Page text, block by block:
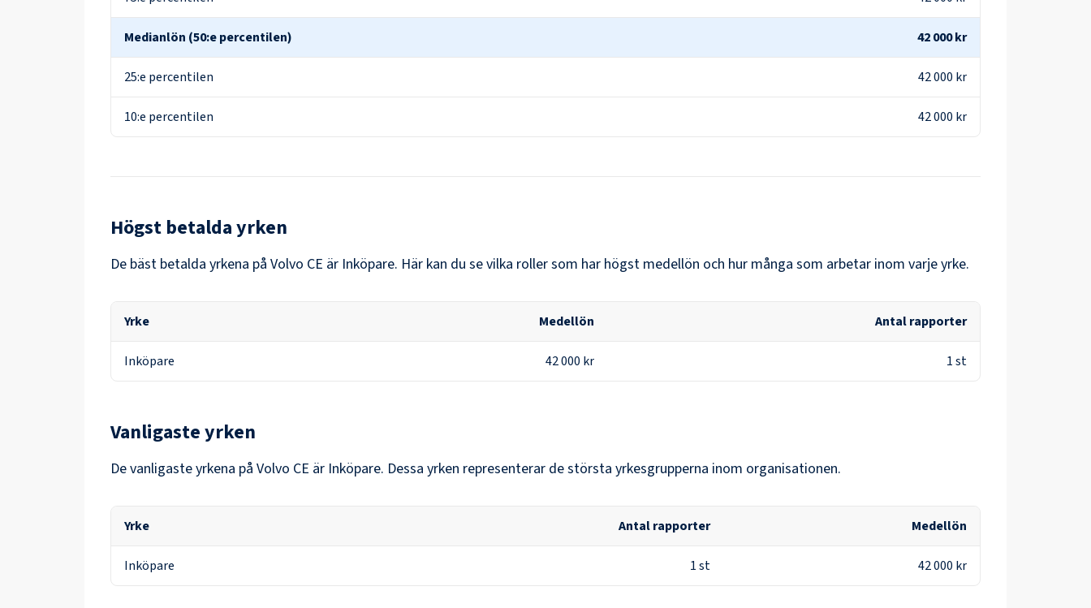
Medianlön (50:e percentilen) 42 000 kr
25:e percentilen 42 000 kr
10:e percentilen 42 000 kr
Högst betalda yrken
De bäst betalda yrkena på Volvo CE är Inköpare. Här kan du se vilka roller som har högst medellön och hur många som arbetar inom varje yrke.
Yrke Medellön Antal rapporter
Inköpare 42 000 kr 1st
Vanligaste yrken
De vanligaste yrkena på Volvo CE är Inköpare. Dessa yrken representerar de största yrkesgrupperna inom organisationen.
Yrke Antal rapporter Medellön
Inköpare 1st 42 000 kr